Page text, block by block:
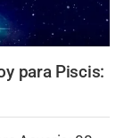
para Piscis: